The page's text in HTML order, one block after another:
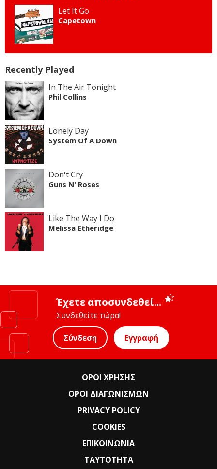
Let It Go
Capetown
Recently Played
In The Air Tonight
Phil Collins
Lonely Day
System Of A Down
Don't Cry
Guns N' Roses
Like The Way I Do
Melissa Etheridge
Έχετε αποσυνδεθεί...
Συνδεθείτε τώρα!
Σύνδεση Εγγραφή
ΟΡΟΙ ΧΡΗΣΗΣ
ΟΡΟΙ ΔΙΑΓΩΝΙΣΜΩΝ
PRIVACY POLICY
COOKIES
ΕΠΙΚΟΙΝΩΝΙΑ
ΤΑΥΤΟΤΗΤΑ